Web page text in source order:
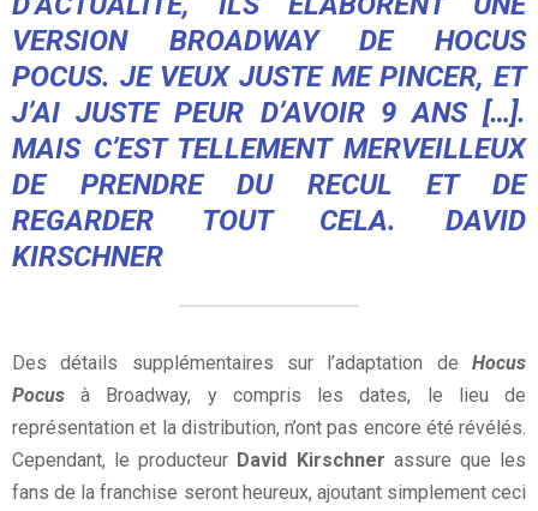
VERSION BROADWAY DE HOCUS
POCUS. JE VEUX JUSTE ME PINCER, ET
J’AI JUSTE PEUR D’AVOIR 9 ANS […].
MAIS C’EST TELLEMENT MERVEILLEUX
DE PRENDRE DU RECUL ET DE
REGARDER TOUT CELA. DAVID
KIRSCHNER
Des détails supplémentaires sur l’adaptation de Hocus
Pocus à Broadway, y compris les dates, le lieu de
représentation et la distribution, n’ont pas encore été révélés.
Cependant, le producteur David Kirschner assure que les
fans de la franchise seront heureux, ajoutant simplement ceci